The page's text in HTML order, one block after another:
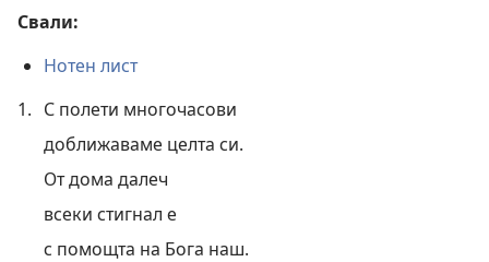
Свали:
Нотен лист
1. С полети многочасови
доближаваме целта си.
От дома далеч
всеки стигнал е
с помощта на Бога наш.